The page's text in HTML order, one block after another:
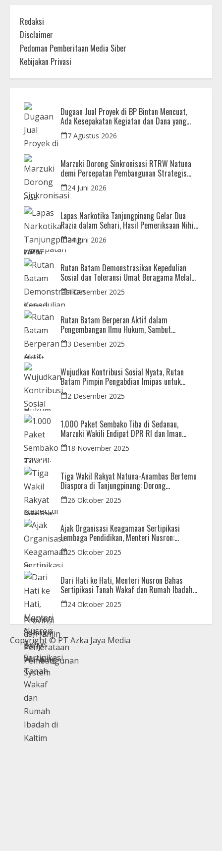
Redaksi
Disclaimer
Pedoman Pemberitaan Media Siber
Kebijakan Privasi
Dugaan Jual Proyek di BP Bintan Mencuat,
Ada Kesepakatan Kegiatan dan Dana yang
Dikembalikan
7 Agustus 2026
Marzuki Dorong Sinkronisasi RTRW Natuna
demi Percepatan Pembangunan Strategis
Daerah
24 Juni 2026
Lapas Narkotika Tanjungpinang Gelar Dua
Razia dalam Sehari, Hasil Pemeriksaan Nihil
Barang Terlarang
24 Juni 2026
Rutan Batam Demonstrasikan Kepedulian
Sosial dan Toleransi Umat Beragama Melalui
Doa Bersama Korban Bencana
4 Desember 2025
Rutan Batam Berperan Aktif dalam
Pengembangan Ilmu Hukum, Sambut
Kunjungan Observasi Mahasiswa UIB
3 Desember 2025
Wujudkan Kontribusi Sosial Nyata, Rutan
Batam Pimpin Pengabdian Imipas untuk
Negeri di Masjid Syahrom Ba’dawi
2 Desember 2025
1.000 Paket Sembako Tiba di Sedanau,
Marzuki Wakili Endipat DPR RI dan Iman
Sutiawan Kawal Reses di Natuna
18 November 2025
Tiga Wakil Rakyat Natuna-Anambas Bertemu
Diaspora di Tanjungpinang: Dorong
Pemekaran Provinsi dan Jamin Pemerataan
Pembangunan
26 Oktober 2025
Ajak Organisasi Keagamaan Sertipikasi
Lembaga Pendidikan, Menteri Nusron:
Sebagai Early Warning System
25 Oktober 2025
Dari Hati ke Hati, Menteri Nusron Bahas
Sertipikasi Tanah Wakaf dan Rumah Ibadah
di Kaltim
24 Oktober 2025
Copyright © PT Azka Jaya Media